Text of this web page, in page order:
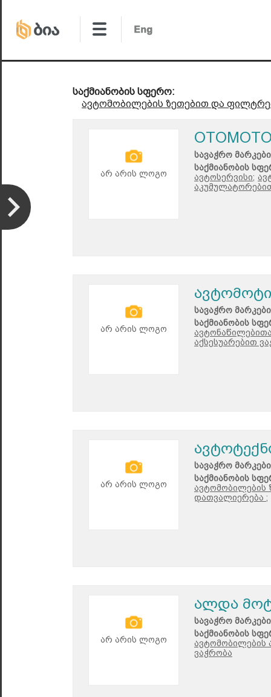
საქმიანობის სფერო:
ავტომობილების ზეთებით და
არ არის ლოგო
სავაჭრო
საქმიანობის
ავტოსერვისი;
არ არის ლოგო
სავაჭრო
საქმიანობის
აქსესუარებით
არ არის ლოგო
სავაჭრო
საქმიანობის
ავტომობილების
დათვალიერება ;
არ არის ლოგო
ალდა
სავაჭრო
საქმიანობის
ავტომობილების
ვაჭრობა